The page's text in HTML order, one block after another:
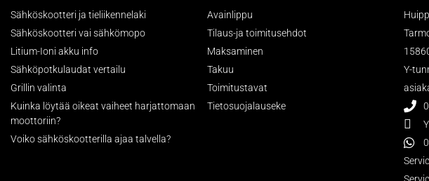
Sähköskootteri ja tieliikennelaki
Sähköskootteri vai sähkömopo
Litium-Ioni akku info
Sähköpotkulaudat vertailu
Grillin valinta
Kuinka löytää oikeat vaiheet harjattomaan
moottoriin?
Voiko sähköskootterilla ajaa talvella?
Avainlippu
Tilaus-ja toimitusehdot
Maksaminen
Takuu
Toimitustavat
Tietosuojalauseke
Y-